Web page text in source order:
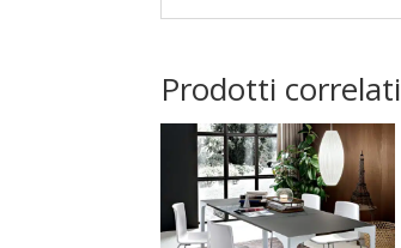
Prodotti correlati